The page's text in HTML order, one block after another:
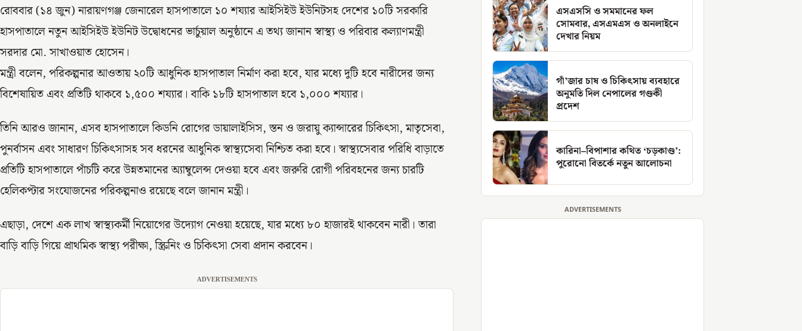
রোববার (১৪ জুন) নারায়ণগঞ্জ জেনারেল হাসপাতালে ১০ শয্যার আইসিইউ ইউনিটসহ দেশের ১০টি সরকারি
হাসপাতালে নতুন আইসিইউ ইউনিট উদ্বোধনের ভার্চুয়াল অনুষ্ঠানে এ তথ্য জানান স্বাস্থ্য ও পরিবার কল্যাণমন্ত্রী
সরদার মো. সাখাওয়াত হোসেন।
মন্ত্রী বলেন, পরিকল্পনার আওতায় ২০টি আধুনিক হাসপাতাল নির্মাণ করা হবে, যার মধ্যে দুটি হবে নারীদের জন্য
বিশেষায়িত এবং প্রতিটি থাকবে ১,৫০০ শয্যার। বাকি ১৮টি হাসপাতাল হবে ১,০০০ শয্যার।
তিনি আরও জানান, এসব হাসপাতালে কিডনি রোগের ডায়ালাইসিস, স্তন ও জরায়ু ক্যান্সারের চিকিৎসা, মাতৃসেবা,
পুনর্বাসন এবং সাধারণ চিকিৎসাসহ সব ধরনের আধুনিক স্বাস্থ্যসেবা নিশ্চিত করা হবে। স্বাস্থ্যসেবার পরিধি বাড়াতে
প্রতিটি হাসপাতালে পাঁচটি করে উন্নতমানের অ্যাম্বুলেন্স দেওয়া হবে এবং জরুরি রোগী পরিবহনের জন্য চারটি
হেলিকপ্টার সংযোজনের পরিকল্পনাও রয়েছে বলে জানান মন্ত্রী।
এছাড়া, দেশে এক লাখ স্বাস্থ্যকর্মী নিয়োগের উদ্যোগ নেওয়া হয়েছে, যার মধ্যে ৮০ হাজারই থাকবেন নারী। তারা
বাড়ি বাড়ি গিয়ে প্রাথমিক স্বাস্থ্য পরীক্ষা, স্ক্রিনিং ও চিকিৎসা সেবা প্রদান করবেন।
ADVERTISEMENTS
এসএসসি ও সমমানের ফল
সোমবার, এসএমএস ও অনলাইনে
দেখার নিয়ম
গাঁ’জার চাষ ও চিকিৎসায় ব্যবহারে
অনুমতি দিল নেপালের গণ্ডকী
প্রদেশ
কারিনা–বিপাশার কথিত ‘চড়কাণ্ড’:
পুরোনো বিতর্কে নতুন আলোচনা
ADVERTISEMENTS